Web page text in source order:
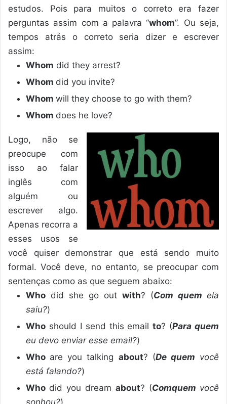
estudos. Pois para muitos o correto era fazer
perguntas assim com a palavra “whom”. Ou seja,
tempos atrás o correto seria dizer e escrever
assim:
Whom did they arrest?
Whom did you invite?
Whom will they choose to go with them?
Whom does he love?
Logo, não se
preocupe com
isso ao falar
inglês com
alguém ou
escrever algo.
Apenas recorra a
esses usos se
você quiser demonstrar que está sendo muito
formal. Você deve, no entanto, se preocupar com
sentenças como as que seguem abaixo:
Who did she go out with? (Com quem ela
saiu?)
Who should I send this emailto? (Para quem
eu devo enviar esse email?)
Who are you talking about? (De quem você
está falando?)
Who did you dream about? (Comquem você
sonhou?)